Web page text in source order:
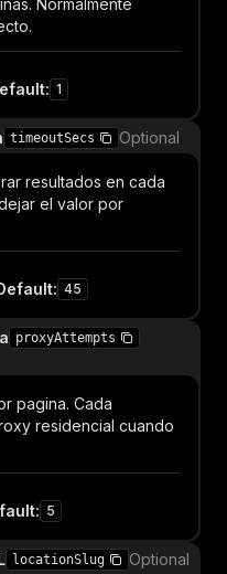
Normalmente
: 1
timeoutSecs Optional
resultados en cada
el valor por
: 45
proxyAttempts
pagina. Cada
residencial cuando
: 5
locationSlug Optional